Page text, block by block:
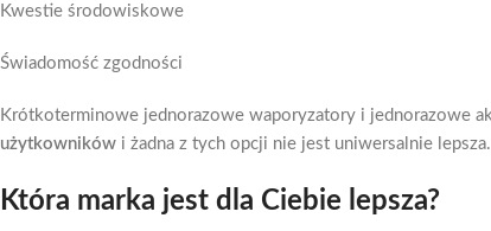
Kwestie środowiskowe
Świadomość zgodności
Krótkoterminowe jednorazowe waporyzatory i jednorazowe
użytkowników i żadna z tych opcji nie jest uniwersalnie lepsza.
Która marka jest dla Ciebie lepsza?